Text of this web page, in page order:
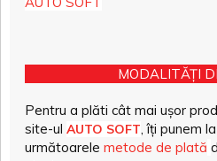
MODALITĂȚI
Pentru a plăti cât mai ușor
site-ul AUTO SOFT, îți punem
următoarele metode de plată